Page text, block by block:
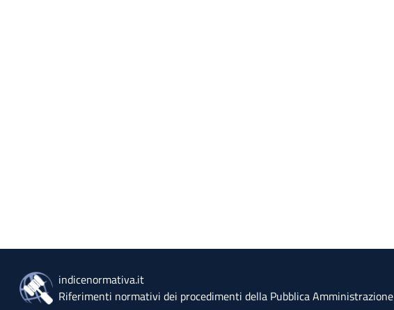
indicenormativa.it
Riferimenti normativi dei procedimenti della Pubblica Amministrazione